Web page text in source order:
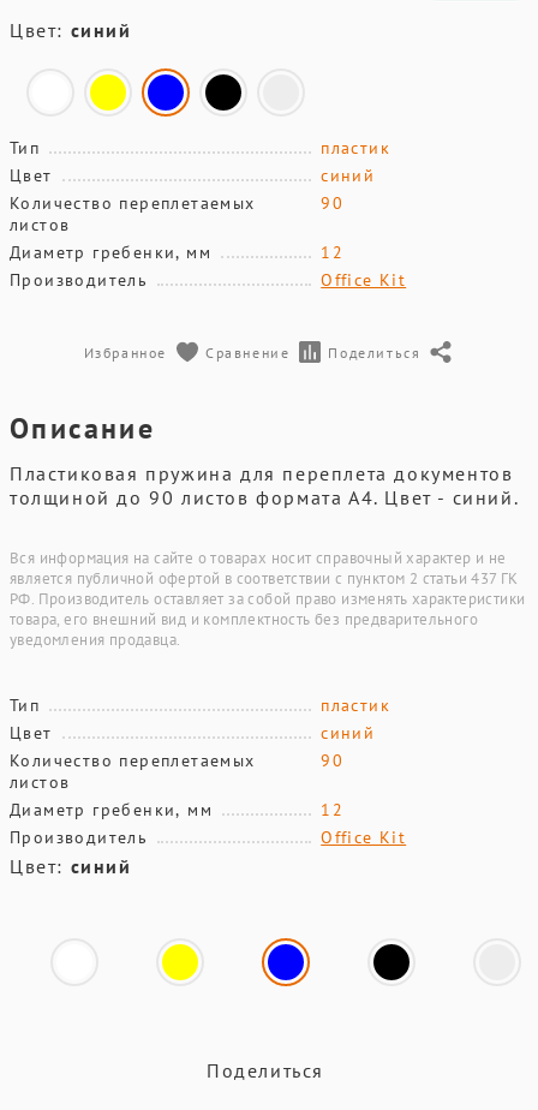
Цвет: синий
Тип
пластик
Цвет
синий
Количество переплетаемых
листов
90
Диаметр гребенки, мм
12
Производитель
Office Kit
Избранное Сравнение Поделиться
Описание
Пластиковая пружина для переплета документов
толщиной до 90 листов формата А4. Цвет - синий.
Вся информация на сайте о товарах носит справочный характер и не
является публичной офертой в соответствии с пунктом 2 статьи 437 ГК
РФ. Производитель оставляет за собой право изменять характеристики
товара, его внешний вид и комплектность без предварительного
уведомления продавца.
Тип
пластик
Цвет
синий
Количество переплетаемых
листов
90
Диаметр гребенки, мм
12
Производитель
Office Kit
Цвет: синий
Поделиться